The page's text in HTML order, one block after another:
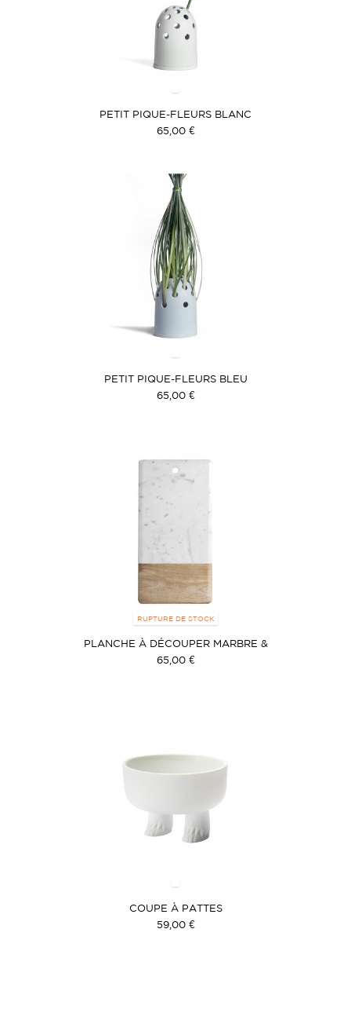
PETIT PIQUE-FLEURS BLANC
65,00 €
PETIT PIQUE-FLEURS BLEU
65,00 €
RUPTURE DE STOCK
PLANCHE À DÉCOUPER MARBRE &
BOIS
65,00 €
COUPE À PATTES
59,00 €